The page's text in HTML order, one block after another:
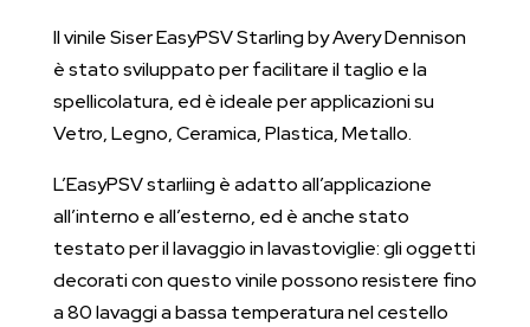
Il vinile Siser EasyPSV Starling by Avery Dennison
è stato sviluppato per facilitare il taglio e la
spellicolatura, ed è ideale per applicazioni su
Vetro, Legno, Ceramica, Plastica, Metallo.
L’EasyPSV starliing è adatto all’applicazione
all’interno e all’esterno, ed è anche stato
testato per il lavaggio in lavastoviglie: gli oggetti
decorati con questo vinile possono resistere fino
a 80 lavaggi a bassa temperatura nel cestello